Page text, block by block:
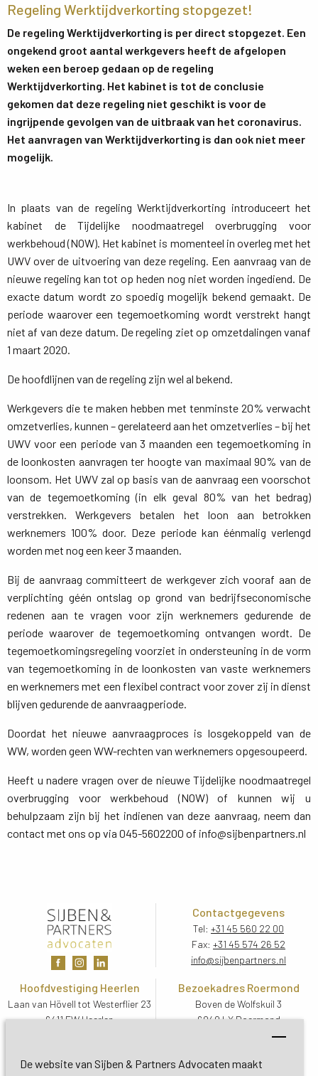
De website van Sijben & Partners Advocaten maakt
Regeling Werktijdverkorting stopgezet!
De regeling Werktijdverkorting is per direct stopgezet. Een
ongekend groot aantal werkgevers heeft de afgelopen
weken een beroep gedaan op de regeling
Werktijdverkorting. Het kabinet is tot de conclusie
gekomen dat deze regeling niet geschikt is voor de
ingrijpende gevolgen van de uitbraak van het coronavirus.
Het aanvragen van Werktijdverkorting is dan ook niet meer
mogelijk.
In plaats van de regeling Werktijdverkorting introduceert het
kabinet de Tijdelijke noodmaatregel overbrugging voor
werkbehoud (NOW). Het kabinet is momenteel in overleg met het
UWV over de uitvoering van deze regeling. Een aanvraag van de
nieuwe regeling kan tot op heden nog niet worden ingediend. De
exacte datum wordt zo spoedig mogelijk bekend gemaakt. De
periode waarover een tegemoetkoming wordt verstrekt hangt
niet af van deze datum. De regeling ziet op omzetdalingen vanaf
1 maart 2020.
De hoofdlijnen van de regeling zijn wel al bekend.
Werkgevers die te maken hebben met tenminste 20% verwacht
omzetverlies, kunnen – gerelateerd aan het omzetverlies – bij het
UWV voor een periode van 3 maanden een tegemoetkoming in
de loonkosten aanvragen ter hoogte van maximaal 90% van de
loonsom. Het UWV zal op basis van de aanvraag een voorschot
van de tegemoetkoming (in elk geval 80% van het bedrag)
verstrekken. Werkgevers betalen het loon aan betrokken
werknemers 100% door. Deze periode kan éénmalig verlengd
worden met nog een keer 3 maanden.
Bij de aanvraag committeert de werkgever zich vooraf aan de
verplichting géén ontslag op grond van bedrijfseconomische
redenen aan te vragen voor zijn werknemers gedurende de
periode waarover de tegemoetkoming ontvangen wordt. De
tegemoetkomingsregeling voorziet in ondersteuning in de vorm
van tegemoetkoming in de loonkosten van vaste werknemers
en werknemers met een flexibel contract voor zover zij in dienst
blijven gedurende de aanvraagperiode.
Doordat het nieuwe aanvraagproces is losgekoppeld van de
WW, worden geen WW-rechten van werknemers opgesoupeerd.
Heeft u nadere vragen over de nieuwe Tijdelijke noodmaatregel
overbrugging voor werkbehoud (NOW) of kunnen wij u
behulpzaam zijn bij het indienen van deze aanvraag, neem dan
contact met ons op via 045-5602200 of info@sijbenpartners.nl
Contactgegevens
Tel: +31 45 560 22 00
Fax: +31 45 574 26 52
info@sijbenpartners.nl
Hoofdvestiging Heerlen
Laan van Hövell tot Westerflier 23
6411 EW Heerlen
Bezoekadres Roermond
Boven de Wolfskuil 3
6049 LX Roermond
Routebeschrijving
Bezoekadres De Bilt